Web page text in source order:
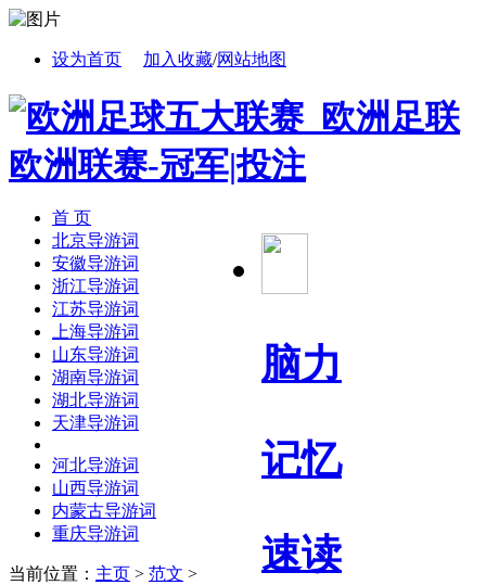
设为首页 加入收藏/网站地图
脑力
记忆
速读
首 页
北京导游词
安徽导游词
浙江导游词
江苏导游词
上海导游词
山东导游词
湖南导游词
湖北导游词
天津导游词
河北导游词
山西导游词
内蒙古导游词
重庆导游词
当前位置： 主页 > 范文 >